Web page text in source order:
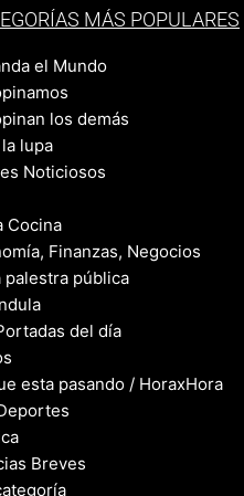
MÁS POPULARES
el Mundo
los demás
lupa
Noticiosos
Cocina
Finanzas, Negocios
palestra pública
del día
esta pasando / HoraxHora
Breves